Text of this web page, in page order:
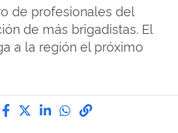
de profesionales del
de más brigadistas. El
a la región el próximo
Compártelo por Facebook
Compártelo por Twitter
Compártelo por
Compártelo por
Enlace para